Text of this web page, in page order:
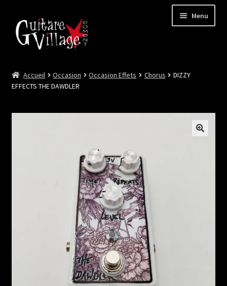
Menu
Neuf
le
menu
enfant
Accueil Occasion Occasion Effets Chorus
DIZZY
EFFECTS THE DAWDLER